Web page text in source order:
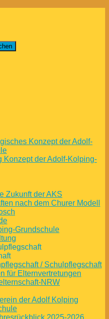
Konzept der Adolf-
Konzept der Adolf-Kolping-
Zukunft der AKS
nach dem Churer Modell
Grundschule
/ Schulpflegschaft
für Elternvertretungen
NRW
der Adolf Kolping
2025-2026